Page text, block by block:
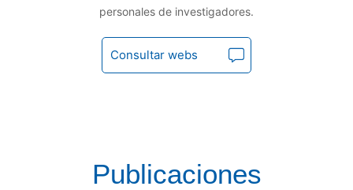
personales de investigadores.
Consultar webs
Publicaciones